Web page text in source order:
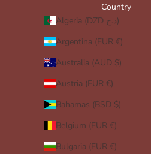
Country
Algeria (DZD د.ج)
Argentina (EUR €)
Australia (AUD $)
Austria (EUR €)
Bahamas (BSD $)
Belgium (EUR €)
Bulgaria (EUR €)